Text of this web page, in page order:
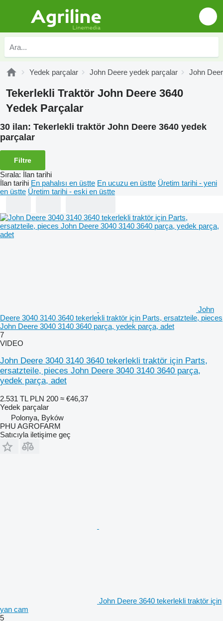
Yedek parçalar John Deere yedek parçalar John
Tekerlekli Traktör John Deere 3640
Yedek Parçalar
30 ilan: Tekerlekli traktör John Deere 3640 yedek
parçalar
Filtre
Sırala: İlan tarihi
İlan tarihi En pahalısı en üstte En ucuzu en üstte Üretim tarihi - yeni
en üstte Üretim tarihi - eski en üstte
John
Deere 3040 3140 3640 tekerlekli traktör için Parts, ersatzteile, pieces
John Deere 3040 3140 3640 parça, yedek parça, adet
7
VIDEO
John Deere 3040 3140 3640 tekerlekli traktör için Parts,
ersatzteile, pieces John Deere 3040 3140 3640 parça,
yedek parça, adet
2.531 TL PLN 200 ≈ €46,37
Yedek parçalar
Polonya, Byków
PHU AGROFARM
Satıcıyla iletişime geç
John Deere 3640 tekerlekli traktör için
yan cam
5